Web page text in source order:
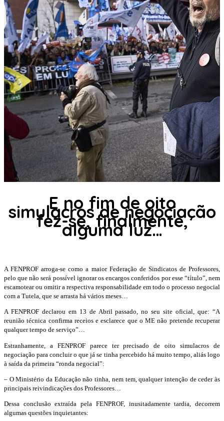
E no fim de oito
simulacros de negociação
fez-se, finalmente,
alguma luz…
A FENPROF arroga-se como a maior Federação de Sindicatos de Professores,
pelo que não será possível ignorar os encargos conferidos por esse “título”, nem
escamotear ou omitir a respectiva responsabilidade em todo o processo negocial
com a Tutela, que se arrasta há vários meses…
A FENPROF declarou em 13 de Abril passado, no seu site oficial, que: “A
reunião técnica confirma receios e esclarece que o ME não pretende recuperar
qualquer tempo de serviço”…
Estranhamente, a FENPROF parece ter precisado de oito simulacros de
negociação para concluir o que já se tinha percebido há muito tempo, aliás logo
à saída da primeira “ronda negocial”:
– O Ministério da Educação não tinha, nem tem, qualquer intenção de ceder às
principais reivindicações dos Professores…
Dessa conclusão extraída pela FENPROF, inusitadamente tardia, decorrem
algumas questões inquietantes: